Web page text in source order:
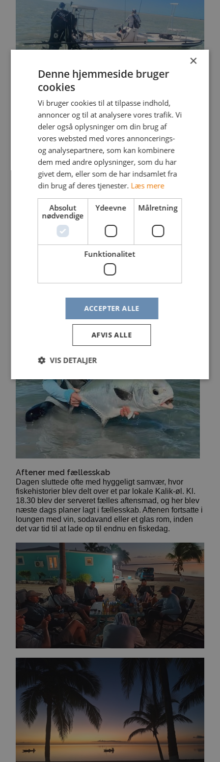
Mere end bare fiskeri
Acklins Island er dog mere end fiskeri. Det er en
enorm naturoplevelse. Øen er sparsomt befolket, og
man oplever både stilheden, det rige dyreliv og
følelsen af at være langt væk fra hverdagens travlhed.
Fiskeriet foregår typisk med klasse 8 fluestænger og
tropiske liner, hvilket er perfekt til bonefish og mindre
hajer, jacks og barracuda. Nogle vælger at gå op i en
klasse 10 stang til det grovere fiskeri. Spinnestænger
svarende til dansk kystgrej – blot med kraftigere liner,
woblere og poppers – fungerer også fortrinligt.
Aftener med fællesskab
Dagen sluttede ofte med hyggeligt samvær, hvor
fiskehistorier blev delt over et par lokale Kalik-øl. Kl.
18.30 blev der serveret fælles aftensmad, og her blev
næste dags planer lagt i fællesskab. Aftenen fortsatte i
loungen med vin, sodavand eller et glas rom, inden
det var tid til at lade op til endnu en fiskedag.
×
Denne hjemmeside bruger
cookies
Vi bruger cookies til at tilpasse indhold,
annoncer og til at analysere vores trafik. Vi
deler også oplysninger om din brug af
vores websted med vores annoncerings-
og analysepartnere, som kan kombinere
dem med andre oplysninger, som du har
givet dem, eller som de har indsamlet fra
din brug af deres tjenester. Læs mere
Absolut
nødvendige
Ydeevne Målretning
Funktionalitet
ACCEPTER ALLE
AFVIS ALLE
VIS DETALJER